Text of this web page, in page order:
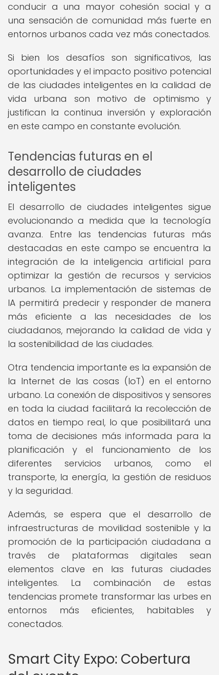
conducir a una mayor cohesión social y a
una sensación de comunidad más fuerte en
entornos urbanos cada vez más conectados.
Si bien los desafíos son significativos, las
oportunidades y el impacto positivo potencial
de las ciudades inteligentes en la calidad de
vida urbana son motivo de optimismo y
justifican la continua inversión y exploración
en este campo en constante evolución.
Tendencias futuras en el
desarrollo de ciudades
inteligentes
El desarrollo de ciudades inteligentes sigue
evolucionando a medida que la tecnología
avanza. Entre las tendencias futuras más
destacadas en este campo se encuentra la
integración de la inteligencia artificial para
optimizar la gestión de recursos y servicios
urbanos. La implementación de sistemas de
IA permitirá predecir y responder de manera
más eficiente a las necesidades de los
ciudadanos, mejorando la calidad de vida y
la sostenibilidad de las ciudades.
Otra tendencia importante es la expansión de
la Internet de las cosas (IoT) en el entorno
urbano. La conexión de dispositivos y sensores
en toda la ciudad facilitará la recolección de
datos en tiempo real, lo que posibilitará una
toma de decisiones más informada para la
planificación y el funcionamiento de los
diferentes servicios urbanos, como el
transporte, la energía, la gestión de residuos
y la seguridad.
Además, se espera que el desarrollo de
infraestructuras de movilidad sostenible y la
promoción de la participación ciudadana a
través de plataformas digitales sean
elementos clave en las futuras ciudades
inteligentes. La combinación de estas
tendencias promete transformar las urbes en
entornos más eficientes, habitables y
conectados.
Smart City Expo: Cobertura